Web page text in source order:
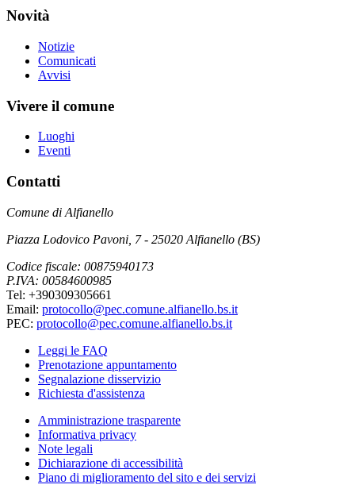
Novità
Notizie
Comunicati
Avvisi
Vivere il comune
Luoghi
Eventi
Contatti
Comune di Alfianello
Piazza Lodovico Pavoni, 7 - 25020 Alfianello (BS)
Codice fiscale: 00875940173
P.IVA: 00584600985
Tel: +390309305661
Email: protocollo@pec.comune.alfianello.bs.it
PEC: protocollo@pec.comune.alfianello.bs.it
Leggi le FAQ
Prenotazione appuntamento
Segnalazione disservizio
Richiesta d'assistenza
Amministrazione trasparente
Informativa privacy
Note legali
Dichiarazione di accessibilità
Piano di miglioramento del sito e dei servizi